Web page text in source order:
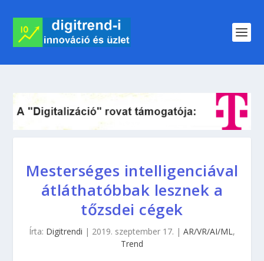
Mesterséges intelligenciával
átláthatóbbak lesznek a
tőzsdei cégek
Írta: Digitrendi | 2019. szeptember 17. | AR/VR/AI/ML,
Trend